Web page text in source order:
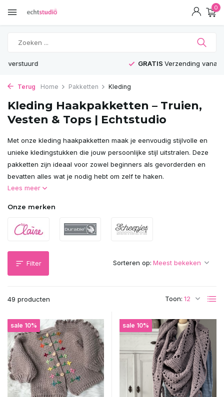
0
Verzending vanaf 75€
Terug Home Pakketten Kleding
Kleding Haakpakketten – Truien,
Vesten & Tops | Echtstudio
Met onze kleding haakpakketten maak je eenvoudig stijlvolle en
unieke kledingstukken die jouw persoonlijke stijl uitstralen. Deze
pakketten zijn ideaal voor zowel beginners als gevorderden en
bevatten alles wat je nodig hebt om zelf te haken.
Lees meer
Onze merken
Filter
49 producten Toon:
Sorteren op:
sale 10% sale 10%